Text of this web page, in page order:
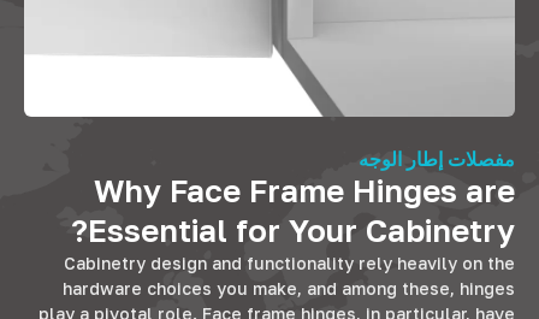
مفصلات إطار الوجه
Why Face Frame Hinges are
Essential for Your Cabinetry
?
Cabinetry design and functionality rely heavily on the
hardware choices you make, and among these, hinges
play a pivotal role. Face frame hinges, in particular, have